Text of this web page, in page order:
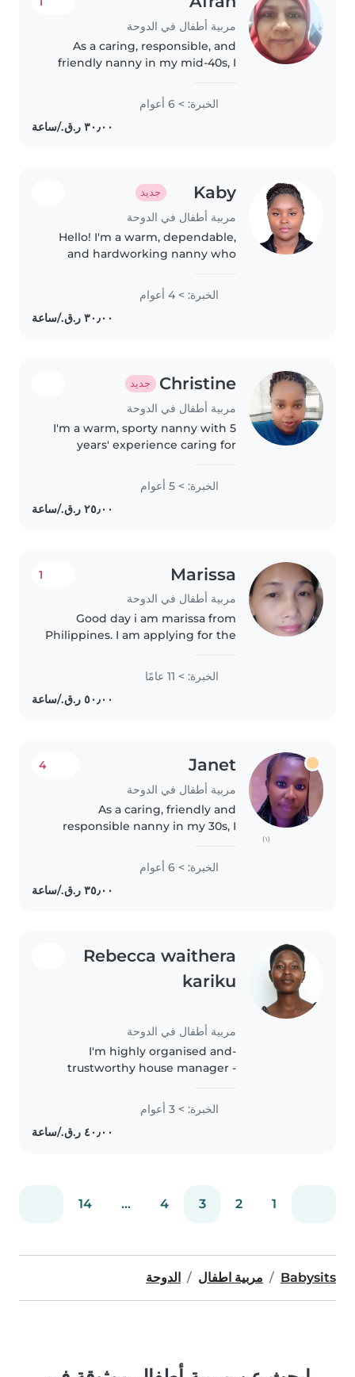
مربية أطفال في الدوحة
As a caring, responsible, and
friendly nanny in my mid-40s, I
working with teenagers. I'm
fluent in Arabic, Malay, Sinhalese,
and Tamil, allowing me to
الخبرة: > 6 أعوام
Kaby جديد
مربية أطفال في الدوحة
Hello! I'm a warm, dependable,
and hardworking nanny who
happy, and organized home. I'm
patient, kind, and attentive, with
a natural ability to connect..
الخبرة: > 4 أعوام
Christine جديد
مربية أطفال في الدوحة
I'm a warm, sporty nanny with 5
years' experience caring for
including kids with anxiety.
Comfortable feeding, playing,
and keeping little ones
الخبرة: > 5 أعوام
Marissa
مربية أطفال في الدوحة
1
Good day i am marissa from
Philippines. I am applying for the
have several years of experience
in household work, including
cleaning, cooking, laundry,..
الخبرة: > 11 عامًا
(١)
Janet
مربية أطفال في الدوحة
4
As a caring, friendly and
responsible nanny in my 30s, I
working with babies. In addition
to providing excellent childcare,
I'm happy to assist with
الخبرة: > 6 أعوام
Rebecca waithera
kariku
مربية أطفال في الدوحة
-I'm highly organised and
trustworthy house manager -
household while providing
attentive childcare -I'm a fast
learner and jovial person
الخبرة: > 3 أعوام
1
2
3
4
...
14
Babysits مربية اطفال الدوحة